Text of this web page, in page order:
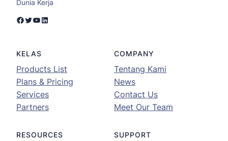
Dunia Kerja
Facebook Twitter YouTube LinkedIn
KELAS
Products List
Plans & Pricing
Services
Partners
COMPANY
Tentang Kami
News
Contact Us
Meet Our Team
RESOURCES SUPPORT